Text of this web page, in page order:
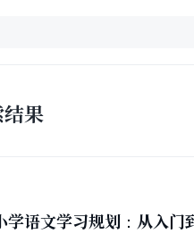
结果
学语文学习规划：从入门